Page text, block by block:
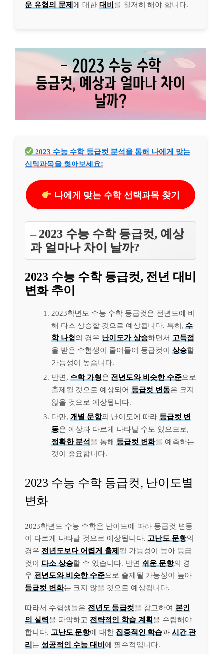
운 유형의 문제 에 대한 대비 를 철저히 해야 합니다.
2023 수능 수학 등급컷 분석을 통해 나에게 맞는
선택과목을 찾아보세요!
나에게 맞는 수학 선택과목 찾기
– 2023 수능 수학 등급컷, 예상
과 얼마나 차이 날까?
2023 수능 수학 등급컷, 전년 대비
변화 추이
2023학년도 수능 수학 등급컷은 전년도에 비
해 다소 상승할 것으로 예상됩니다. 특히, 수
학 나형의 경우 난이도가 상승하면서 고득점
을 받은 수험생이 줄어들어 등급컷이 상승할
가능성이 높습니다.
반면, 수학 가형은 전년도와 비슷한 수준으로
출제될 것으로 예상되어 등급컷 변동은 크지
않을 것으로 예상됩니다.
다만, 개별 문항의 난이도에 따라 등급컷 변
동은 예상과 다르게 나타날 수도 있으므로,
정확한 분석 을 통해 등급컷 변화를 예측하는
것이 중요합니다.
2023 수능 수학 등급컷, 난이도별
변화
2023학년도 수능 수학은 난이도에 따라 등급컷 변동
이 다르게 나타날 것으로 예상됩니다. 고난도 문항의
경우 전년도보다 어렵게 출제 될 가능성이 높아 등급
컷이 다소 상승할 수 있습니다. 반면 쉬운 문항의 경
우 전년도와 비슷한 수준으로 출제될 가능성이 높아
등급컷 변화는 크지 않을 것으로 예상됩니다.
따라서 수험생들은 전년도 등급컷을 참고하여 본인
의 실력 을 파악하고 전략적인 학습 계획 을 수립해야
합니다. 고난도 문항에 대한 집중적인 학습과 시간 관
리 는 성공적인 수능 대비 에 필수적입니다.